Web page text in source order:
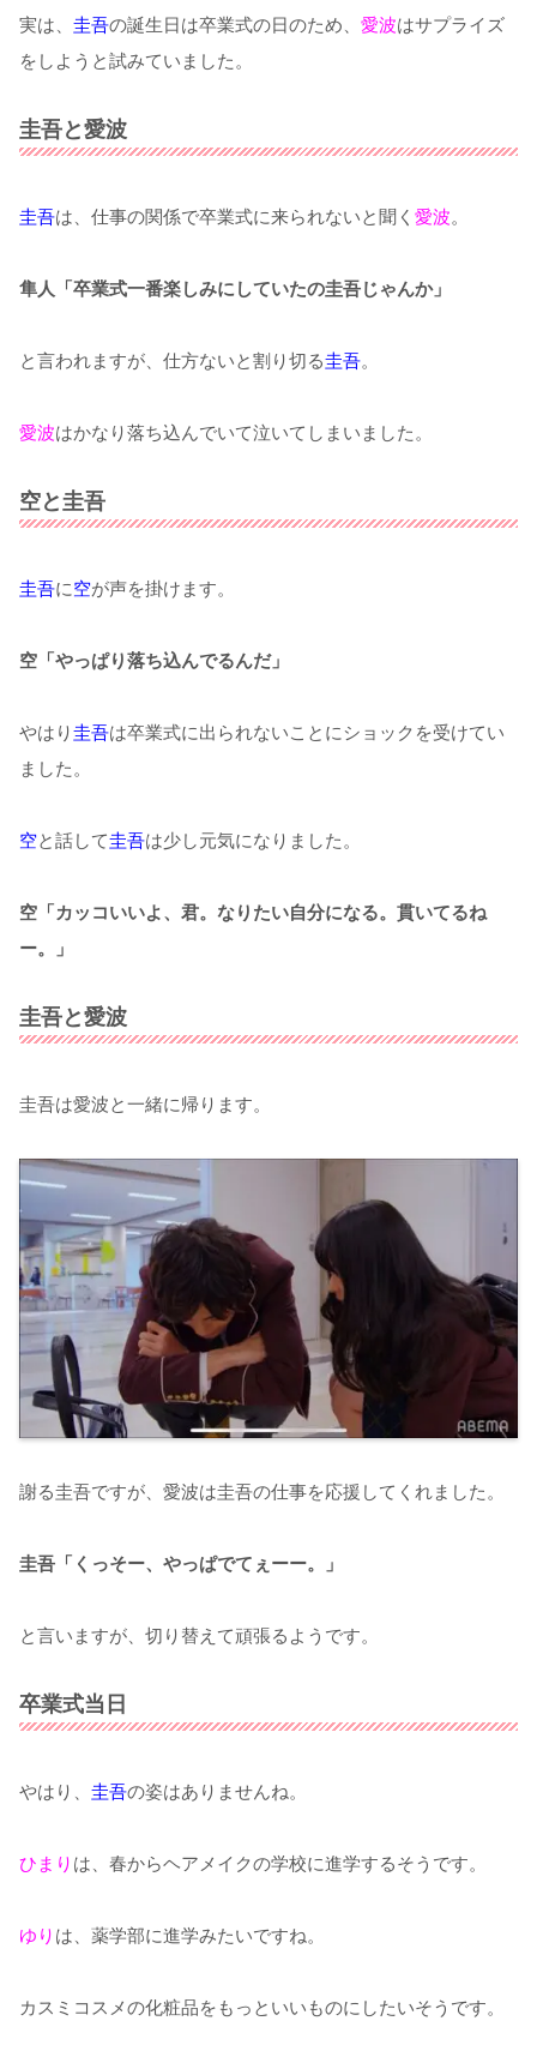
実は、 圭吾の誕生日は卒業式の日のため、 愛波はサプライズ
をしようと試みていました。
圭吾と愛波
圭吾は、仕事の関係で卒業式に来られないと聞く 愛波。
隼人「卒業式一番楽しみにしていたの圭吾じゃんか」
と言われますが、仕方ないと割り切る圭吾。
愛波はかなり落ち込んでいて泣いてしまいました。
空と圭吾
圭吾に空が声を掛けます。
空「やっぱり落ち込んでるんだ」
やはり圭吾は卒業式に出られないことにショックを受けてい
ました。
空と話して圭吾は少し元気になりました。
空「カッコいいよ、君。なりたい自分になる。貫いてるね
ー。」
圭吾と愛波
圭吾は愛波と一緒に帰ります。
謝る圭吾ですが、愛波は圭吾の仕事を応援してくれました。
圭吾「くっそー、やっぱでてぇーー。」
と言いますが、切り替えて頑張るようです。
卒業式当日
やはり、 圭吾の姿はありませんね。
ひまり は、春からヘアメイクの学校に進学するそうです。
ゆり は、薬学部に進学みたいですね。
カスミコスメの化粧品をもっといいものにしたいそうです。